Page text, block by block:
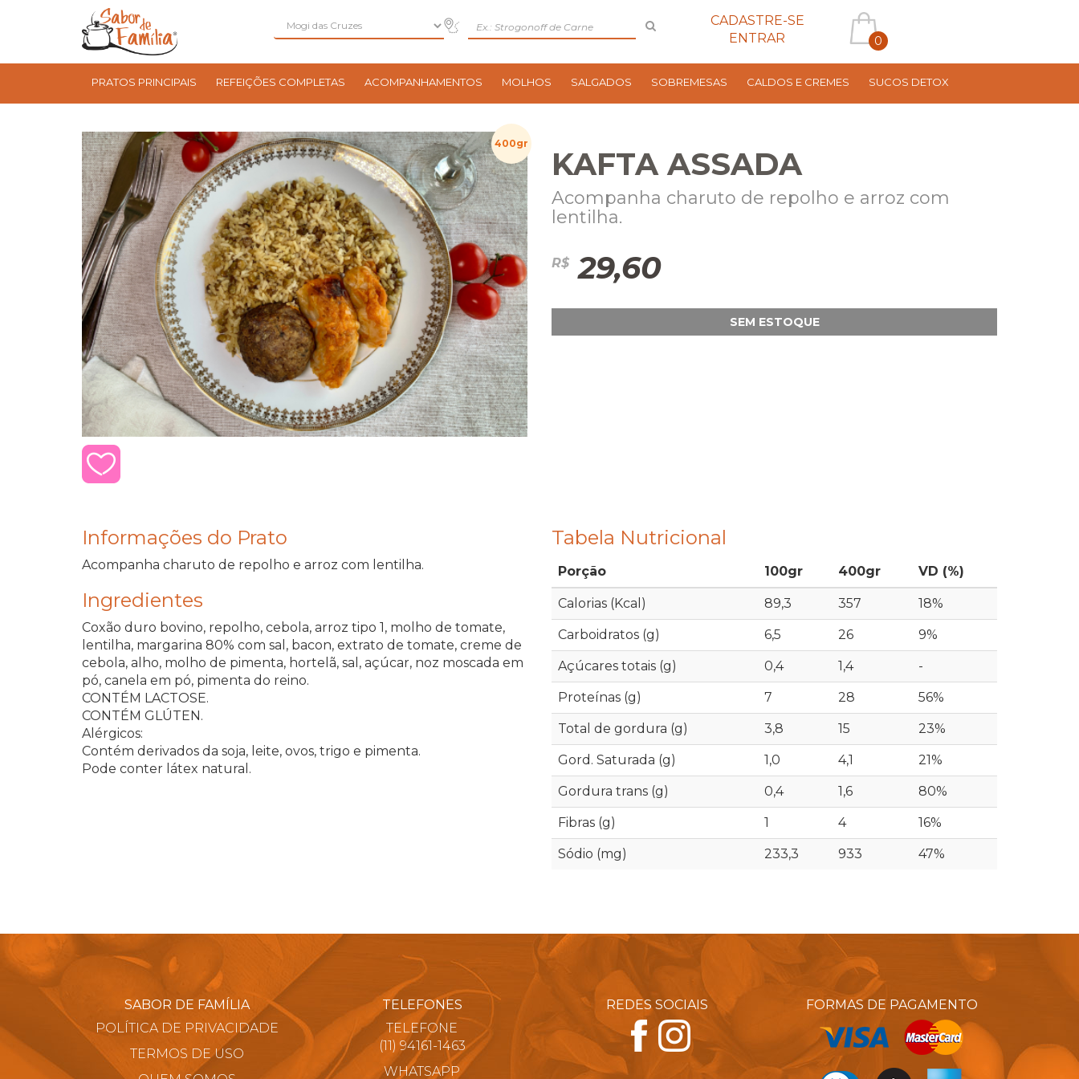
CADASTRE-SE
ENTRAR
0
PRATOS PRINCIPAIS REFEIÇÕES COMPLETAS ACOMPANHAMENTOS MOLHOS SALGADOS SOBREMESAS CALDOS E CREMES SUCOS DETOX
400gr
KAFTA ASSADA
Acompanha charuto de repolho e arroz com
lentilha.
R$ 29,60
SEM ESTOQUE
Informações do Prato
Acompanha charuto de repolho e arroz com lentilha.
Ingredientes
Coxão duro bovino, repolho, cebola, arroz tipo 1, molho de tomate,
lentilha, margarina 80% com sal, bacon, extrato de tomate, creme de
cebola, alho, molho de pimenta, hortelã, sal, açúcar, noz moscada em
pó, canela em pó, pimenta do reino.
CONTÉM LACTOSE.
CONTÉM GLÚTEN.
Alérgicos:
Contém derivados da soja, leite, ovos, trigo e pimenta.
Pode conter látex natural.
Tabela Nutricional
Porção 100gr 400gr VD (%)
Calorias (Kcal) 89,3 357 18%
Carboidratos (g) 6,5 26 9%
Açúcares totais (g) 0,4 1,4 -
Proteínas (g) 7 28 56%
Total de gordura (g) 3,8 15 23%
Gord. Saturada (g) 1,0 4,1 21%
Gordura trans (g) 0,4 1,6 80%
Fibras (g) 1 4 16%
Sódio (mg) 233,3 933 47%
SABOR DE FAMÍLIA
POLÍTICA DE PRIVACIDADE
TERMOS DE USO
TELEFONES
TELEFONE
(11) 94161-1463
WHATSAPP
REDES SOCIAIS FORMAS DE PAGAMENTO